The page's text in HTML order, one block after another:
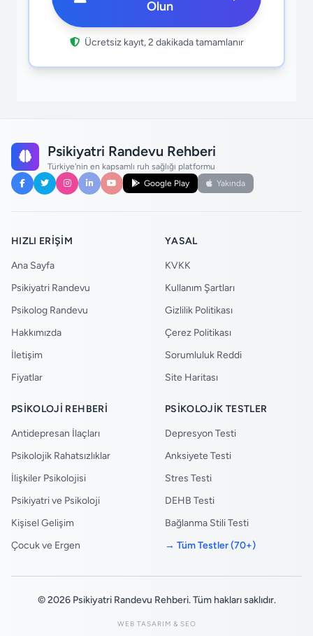
Olun
Ücretsiz kayıt, 2 dakikada tamamlanır
Psikiyatri Randevu Rehberi
Türkiye'nin en kapsamlı ruh sağlığı platformu
Google Play
Yakında
HIZLI ERIŞIM
Ana Sayfa
Psikiyatri Randevu
Psikolog Randevu
Hakkımızda
İletişim
Fiyatlar
YASAL
KVKK
Kullanım Şartları
Gizlilik Politikası
Çerez Politikası
Sorumluluk Reddi
Site Haritası
PSIKOLOJI REHBERI
Antidepresan İlaçları
Psikolojik Rahatsızlıklar
İlişkiler Psikolojisi
Psikiyatri ve Psikoloji
Kişisel Gelişim
Çocuk ve Ergen
PSIKOLOJIK TESTLER
Depresyon Testi
Anksiyete Testi
Stres Testi
DEHB Testi
Bağlanma Stili Testi
→ Tüm Testler (70+)
© 2026 Psikiyatri Randevu Rehberi. Tüm hakları saklıdır.
WEB TASARIM & SEO